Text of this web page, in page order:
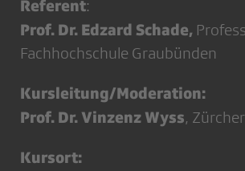
Referent:
Prof. Dr. Edzard Schade,
Fachhochschule Graubünden
Kursleitung/Moderation:
Prof. Dr. Vinzenz Wyss,
Kursort: